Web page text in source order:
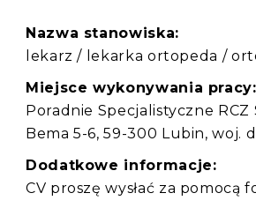
Nazwa stanowiska:
lekarz / lekarka ortopeda /
Miejsce wykonywania pracy:
Poradnie Specjalistyczne
Bema 5-6, 59-300 Lubin, woj.
Dodatkowe informacje:
CV proszę wysłać za